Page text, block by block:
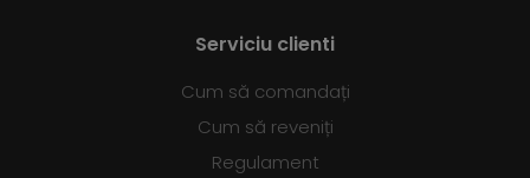
Serviciu clienti
Cum să comandați
Cum să reveniți
Regulament